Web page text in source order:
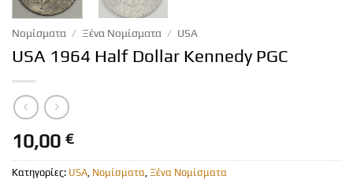
Νομίσματα / Ξένα Νομίσματα / USA
USA 1964 Half Dollar Kennedy PGC
10,00 €
Κατηγορίες: USA, Νομίσματα, Ξένα Νομίσματα